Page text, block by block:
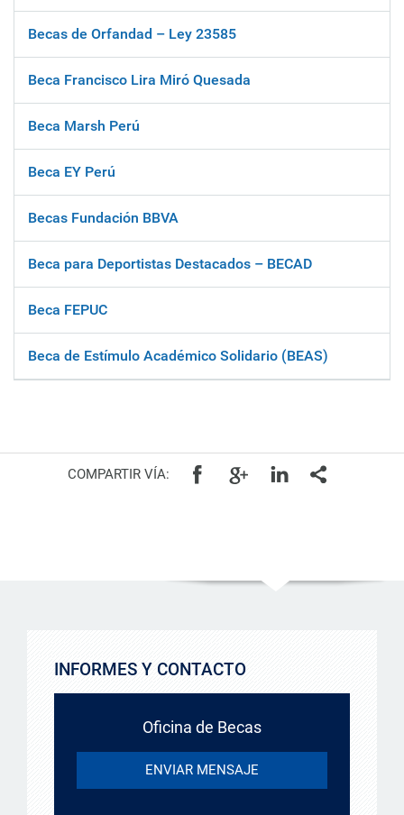
Becas de Orfandad – Ley 23585
Beca Francisco Lira Miró Quesada
Beca Marsh Perú
Beca EY Perú
Becas Fundación BBVA
Beca para Deportistas Destacados – BECAD
Beca FEPUC
Beca de Estímulo Académico Solidario (BEAS)
COMPARTIR VÍA:
INFORMES Y CONTACTO
Oficina de Becas
ENVIAR MENSAJE